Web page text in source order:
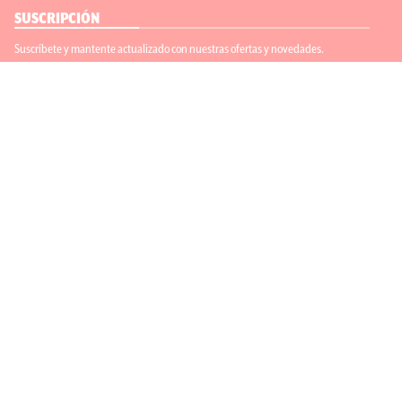
SUSCRIPCIÓN
Suscríbete y mantente actualizado con nuestras ofertas y novedades.